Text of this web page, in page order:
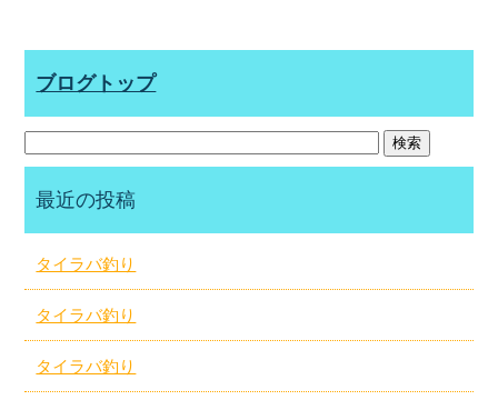
ブログトップ
最近の投稿
タイラバ釣り
タイラバ釣り
タイラバ釣り